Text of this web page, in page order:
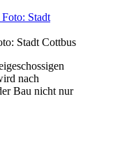
Stadt Cottbus
nach
Bau nicht nur